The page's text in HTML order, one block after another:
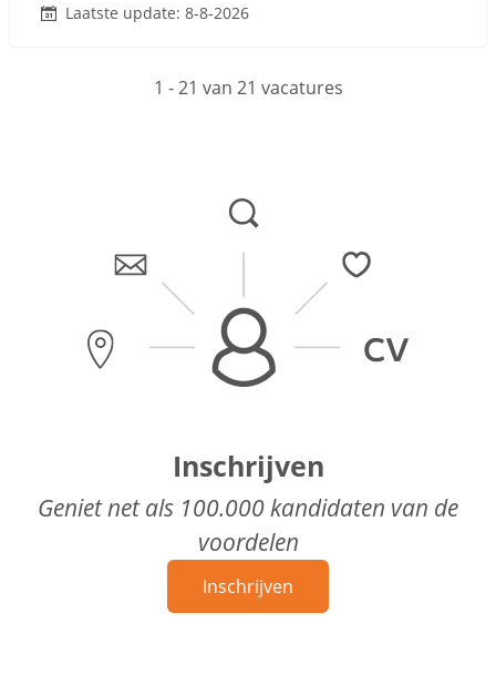
Laatste update: 8-8-2026
1 - 21 van 21 vacatures
Inschrijven
Geniet net als 100.000 kandidaten van de
voordelen
Inschrijven